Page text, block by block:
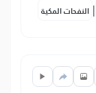
النفحات المكية |